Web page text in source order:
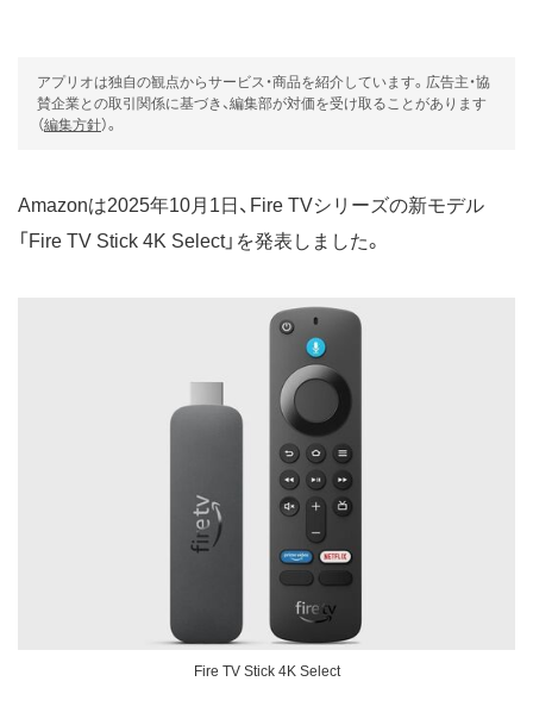
アプリオは独自の観点からサービス・商品を紹介しています。広告主・協
賛企業との取引関係に基づき、編集部が対価を受け取ることがあります
（編集方針）。
Amazonは2025年10月1日、Fire TVシリーズの新モデル
「Fire TV Stick 4K Select」を発表しました。
Fire TV Stick 4K Select